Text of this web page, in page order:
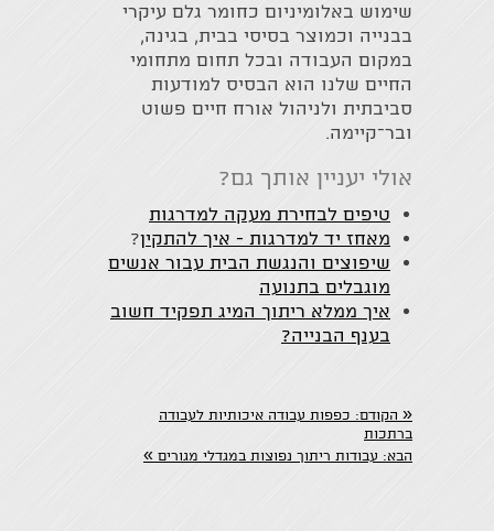
שימוש באלומיניום כחומר גלם עיקרי
בבנייה וכמוצר בסיסי בבית, בגינה,
במקום העבודה ובכל תחום מתחומי
החיים שלנו הוא הבסיס למודעות
סביבתית ולניהול אורח חיים פשוט
ובר־קיימה.
אולי יעניין אותך גם?
טיפים לבחירת מעקה למדרגות
מאחז יד למדרגות - איך להתקין?
שיפוצים והנגשת הבית עבור אנשים
מוגבלים בתנועה
איך ממלא ריתוך המיג תפקיד חשוב
בענף הבנייה?
« הקודם: כפפות עבודה איכותיות לעבודה
ברתכות
הבא: עבודות ריתוך נפוצות במגדלי מגורים »